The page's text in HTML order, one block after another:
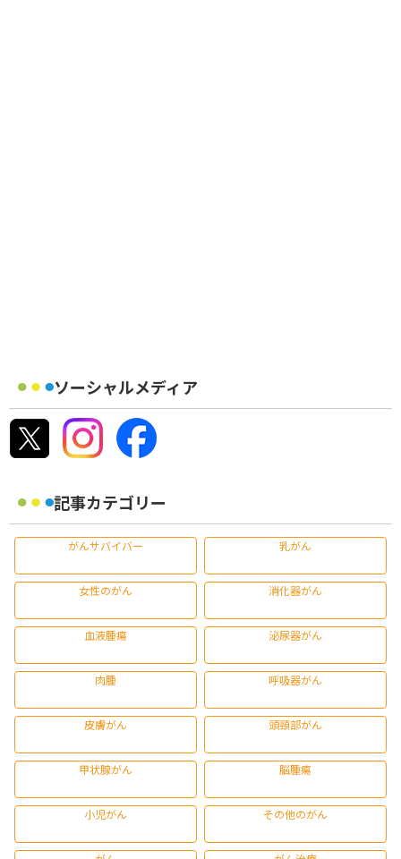
ソーシャルメディア
記事カテゴリー
がんサバイバー 乳がん
女性のがん 消化器がん
血液腫瘍 泌尿器がん
肉腫 呼吸器がん
皮膚がん 頭頸部がん
甲状腺がん 脳腫瘍
小児がん その他のがん